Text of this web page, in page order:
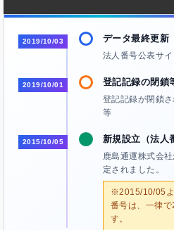
2019/10/03 データ最終更新
法人番号公表サ
2019/10/01 登記記録の閉鎖
登記記録が閉鎖
等
2015/10/05 新規設立（法人
鹿島通運株式会
定されました。
※2015/10/05よ
番号は、一律
す。